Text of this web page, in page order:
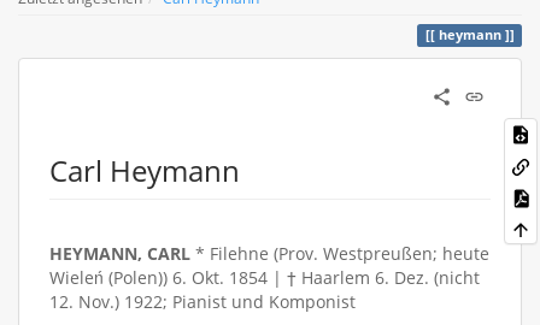
heymann
Carl Heymann
HEYMANN, CARL * Filehne (Prov. Westpreußen; heute
Wieleń (Polen)) 6. Okt. 1854 | † Haarlem 6. Dez. (nicht
12. Nov.) 1922; Pianist und Komponist